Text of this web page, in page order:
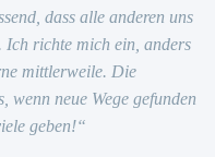
dass alle anderen uns
Ich richte mich ein, anders
mittlerweile. Die
wenn neue Wege gefunden
geben!“